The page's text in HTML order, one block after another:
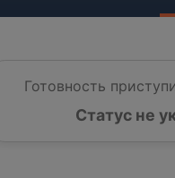
Готовность
Статус не